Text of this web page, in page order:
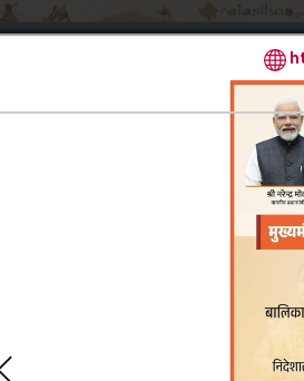
Mode of